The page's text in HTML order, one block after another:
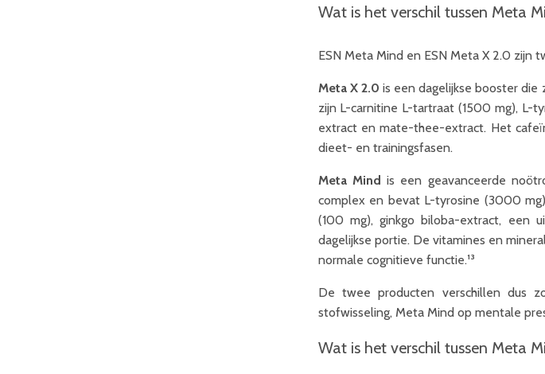
Wat is het verschil tussen Meta
ESN Meta Mind en ESN Meta X 2.0 zijn
Meta X 2.0 is een dagelijkse booster
zijn L-carnitine L-tartraat (1500 mg), L-
extract en mate-thee-extract. Het
dieet- en trainingsfasen.
Meta Mind is een geavanceerde
complex en bevat L-tyrosine (3000
(100 mg), ginkgo biloba-extract, een
dagelijkse portie. De vitamines en
normale cognitieve functie.¹³
De twee producten verschillen dus
stofwisseling, Meta Mind op mentale
Wat is het verschil tussen Meta